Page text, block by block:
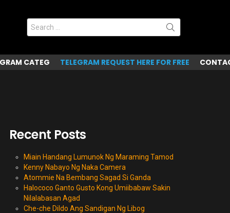
Search
for:
CATEG TELEGRAM REQUEST HERE FOR FREE
Recent Posts
Miain Handang Lumunok Ng Maraming Tamod
Kenny Nabayo Ng Naka Camera
Atommie Na Bembang Sagad Si Ganda
Halococo Ganto Gusto Kong Umiibabaw Sakin
Nilalabasan Agad
Che-che Dildo Ang Sandigan Ng Libog